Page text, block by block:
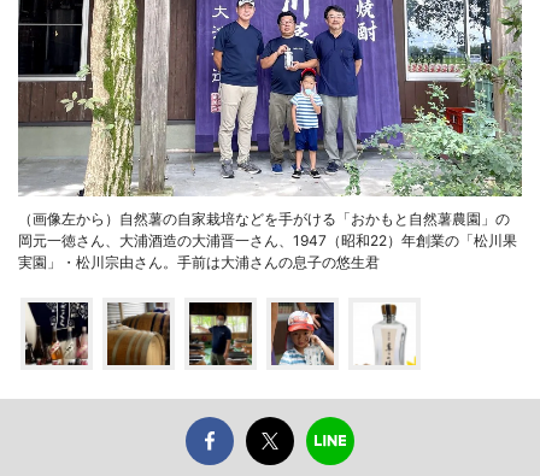
（画像左から）自然薯の自家栽培などを手がける「おかもと自然薯農園」の
岡元一徳さん、大浦酒造の大浦晋一さん、1947（昭和22）年創業の「松川果
実園」・松川宗由さん。手前は大浦さんの息子の悠生君